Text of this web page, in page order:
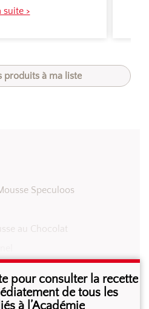
suite >
produits à ma liste
Speculoos
au Chocolat
pour consulter la recette
de tous les
à l’Académie